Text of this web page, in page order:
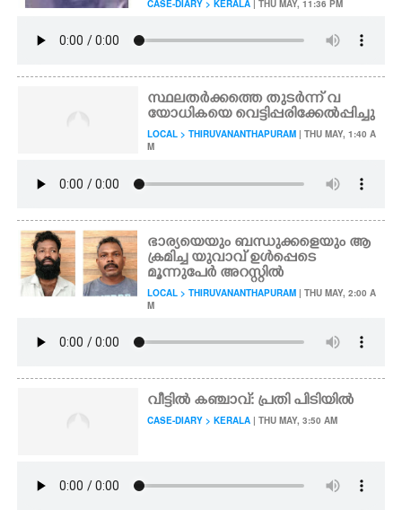
CASE-DIARY > KERALA | THU MAY, 11:36 PM
സ്ഥലതർക്കത്തെ തുടർന്ന് വ
യോധികയെ വെട്ടിപ്പരിക്കേൽപ്പിച്ചു
LOCAL > THIRUVANANTHAPURAM | THU MAY, 1:40 A
M
ഭാര്യയെയും ബന്ധുക്കളെയും ആ
ക്രമിച്ച യുവാവ് ഉൾപ്പെടെ
മൂന്നുപേർ അറസ്റ്റിൽ
LOCAL > THIRUVANANTHAPURAM | THU MAY, 2:00 A
M
വീട്ടിൽ കഞ്ചാവ്: പ്രതി പിടിയിൽ
CASE-DIARY > KERALA | THU MAY, 3:50 AM